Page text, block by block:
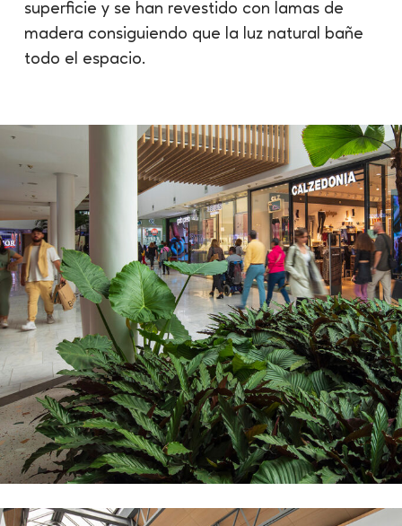
superficie y se han revestido con lamas de
madera consiguiendo que la luz natural bañe
todo el espacio.